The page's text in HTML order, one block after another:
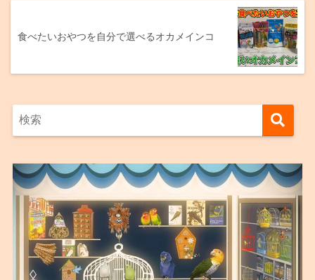
食べたいおやつを自分で選べるオカメインコ